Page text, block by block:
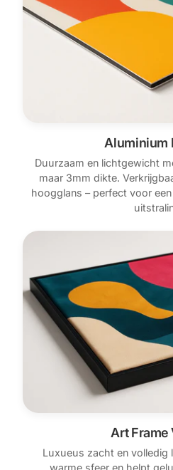
Aluminium
Duurzaam en lichtgewicht
maar 3mm dikte.
hoogglans – perfect voor
Art Frame
Luxueus zacht en volledig